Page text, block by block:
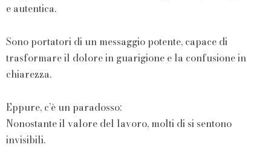
e autentica.
Sono portatori di un messaggio potente, capace di
trasformare il dolore in guarigione e la confusione in
chiarezza.
Eppure, c’è un paradosso:
Nonostante il valore del lavoro, molti di si sentono
invisibili.